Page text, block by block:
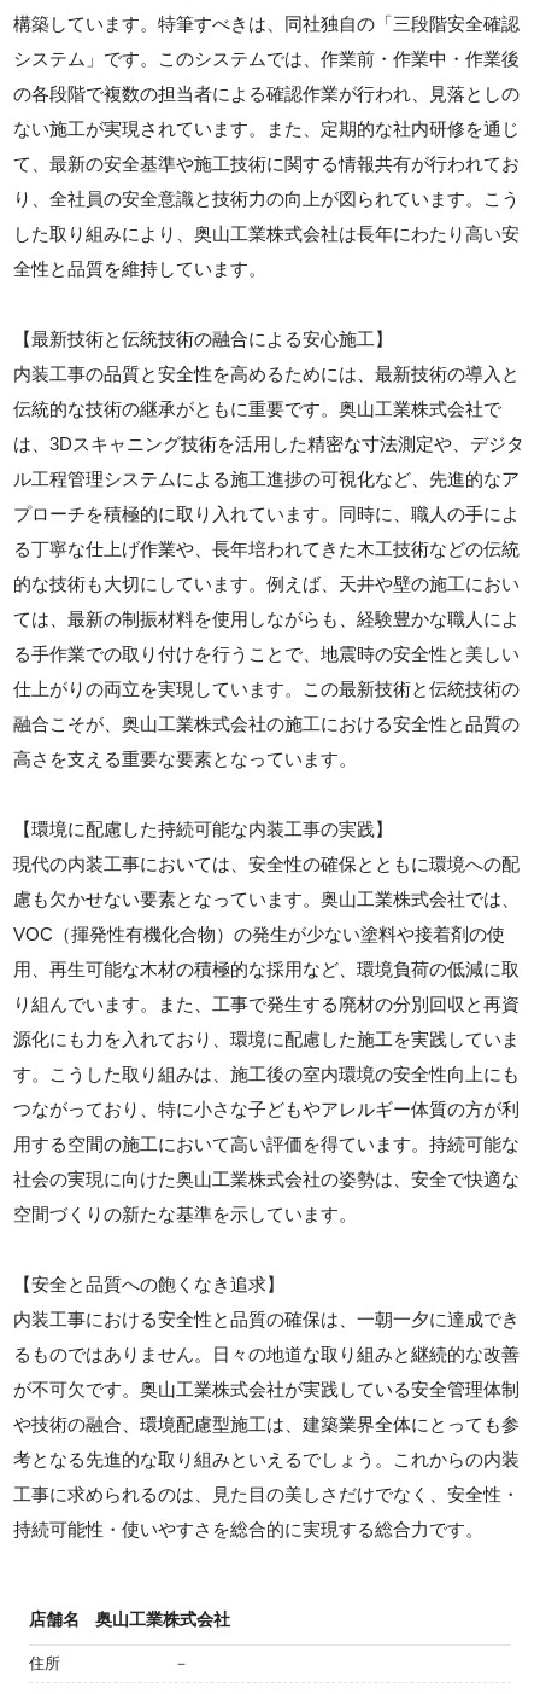
構築しています。特筆すべきは、同社独自の「三段階安全確認
システム」です。このシステムでは、作業前・作業中・作業後
の各段階で複数の担当者による確認作業が行われ、見落としの
ない施工が実現されています。また、定期的な社内研修を通じ
て、最新の安全基準や施工技術に関する情報共有が行われてお
り、全社員の安全意識と技術力の向上が図られています。こう
した取り組みにより、奥山工業株式会社は長年にわたり高い安
全性と品質を維持しています。
【最新技術と伝統技術の融合による安心施工】
内装工事の品質と安全性を高めるためには、最新技術の導入と
伝統的な技術の継承がともに重要です。奥山工業株式会社で
は、3Dスキャニング技術を活用した精密な寸法測定や、デジタ
ル工程管理システムによる施工進捗の可視化など、先進的なア
プローチを積極的に取り入れています。同時に、職人の手によ
る丁寧な仕上げ作業や、長年培われてきた木工技術などの伝統
的な技術も大切にしています。例えば、天井や壁の施工におい
ては、最新の制振材料を使用しながらも、経験豊かな職人によ
る手作業での取り付けを行うことで、地震時の安全性と美しい
仕上がりの両立を実現しています。この最新技術と伝統技術の
融合こそが、奥山工業株式会社の施工における安全性と品質の
高さを支える重要な要素となっています。
【環境に配慮した持続可能な内装工事の実践】
現代の内装工事においては、安全性の確保とともに環境への配
慮も欠かせない要素となっています。奥山工業株式会社では、
VOC（揮発性有機化合物）の発生が少ない塗料や接着剤の使
用、再生可能な木材の積極的な採用など、環境負荷の低減に取
り組んでいます。また、工事で発生する廃材の分別回収と再資
源化にも力を入れており、環境に配慮した施工を実践していま
す。こうした取り組みは、施工後の室内環境の安全性向上にも
つながっており、特に小さな子どもやアレルギー体質の方が利
用する空間の施工において高い評価を得ています。持続可能な
社会の実現に向けた奥山工業株式会社の姿勢は、安全で快適な
空間づくりの新たな基準を示しています。
【安全と品質への飽くなき追求】
内装工事における安全性と品質の確保は、一朝一夕に達成でき
るものではありません。日々の地道な取り組みと継続的な改善
が不可欠です。奥山工業株式会社が実践している安全管理体制
や技術の融合、環境配慮型施工は、建築業界全体にとっても参
考となる先進的な取り組みといえるでしょう。これからの内装
工事に求められるのは、見た目の美しさだけでなく、安全性・
持続可能性・使いやすさを総合的に実現する総合力です。
店舗名 奥山工業株式会社
住所 －